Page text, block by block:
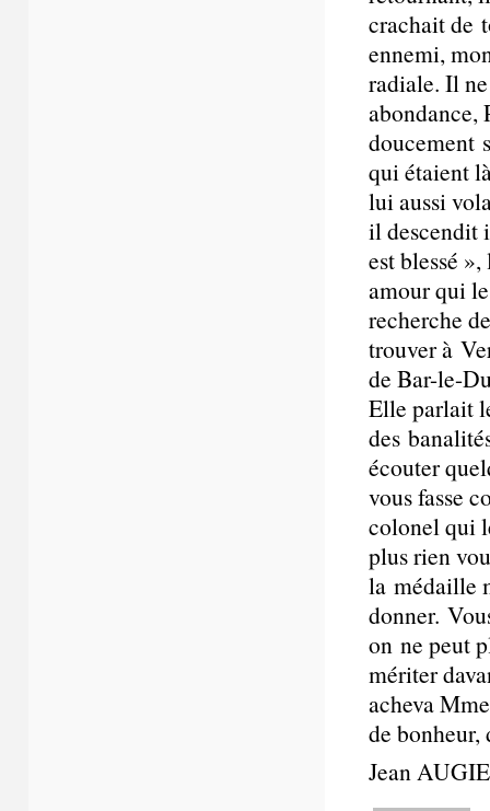
crachait de
ennemi,
radiale. Il
abondance,
doucement
qui étaient
lui aussi
il descendit
est blessé
amour qui
recherche
trouver à
de Bar-le-
Elle parlait
des
écouter
vous fasse
colonel qui
plus rien
la médaille
donner.
on ne peut
mériter
acheva
de
Jean